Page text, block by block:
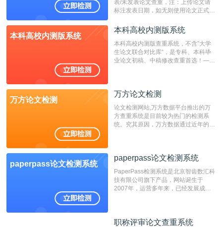
表/未发表论文查重，注：上传论文请
标注发表日期，如无则使用论文正式发
成时间作为发表日期。
本科高校内测版系统
本科高校内测版系统
本科高校内测版查重系统，不含”大学
生论文联合对比库“，是专科、本科毕
业论文初稿、中稿修改查重首选！——
万方论文检测
万方论文检测
论文检测网站,万方数据平台推出的万
方查重系统是目前较为热门的检测系
统。究其原因，万方数据通过近年的发
非。其次，相对于知网而言，万方检测
重的推荐系统。
paperpass论文检测系统
paperpass论文检测系统
PaperPass检测系统是北京智齿数汇科
技有限公司旗下产品，网站诞生于
2007年，运营多年来，已经发展成为
检测速度快、精度高，市场反映良好。
职称评审论文查重系统